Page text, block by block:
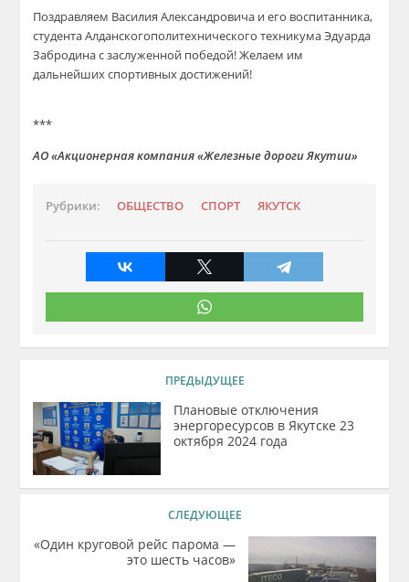
Поздравляем Василия Александровича и его воспитанника,
студентаАлданскогополитехнического техникума Эдуарда
Забродинас заслуженной победой!Желаем им
дальнейших спортивных достижений!
***
АО «Акционерная компания «Железные дороги Якутии»
Рубрики: ОБЩЕСТВО СПОРТ ЯКУТСК
ПРЕДЫДУЩЕЕ
Плановые отключения
энергоресурсов в Якутске 23
октября 2024 года
СЛЕДУЮЩЕЕ
«Один круговой рейс парома —
это шесть часов»